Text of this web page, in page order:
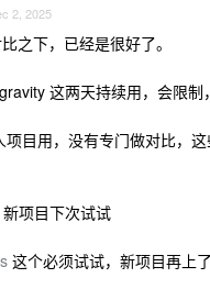
2, 2025
之下，已经是很好了。
这两天持续用，会限制
项目用，没有专门做对比，
新项目下次试试
这个必须试试，新项目再上